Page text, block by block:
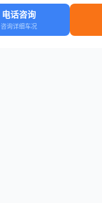
电话咨询
咨询详细车况
车源 知识